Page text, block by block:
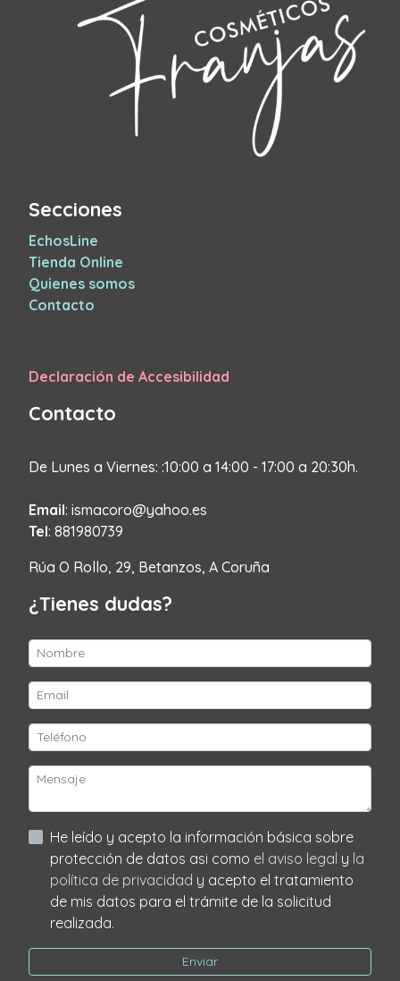
Secciones
EchosLine
Tienda Online
Quienes somos
Contacto
Declaración de Accesibilidad
Contacto
De Lunes a Viernes: :10:00 a 14:00 - 17:00 a 20:30h.
Email: ismacoro@yahoo.es
Tel: 881980739
Rúa O Rollo, 29, Betanzos, A Coruña
¿Tienes dudas?
He leído y acepto la información básica sobre
protección de datos asi como el aviso legal y la
política de privacidad y acepto el tratamiento
de mis datos para el trámite de la solicitud
realizada.
Enviar